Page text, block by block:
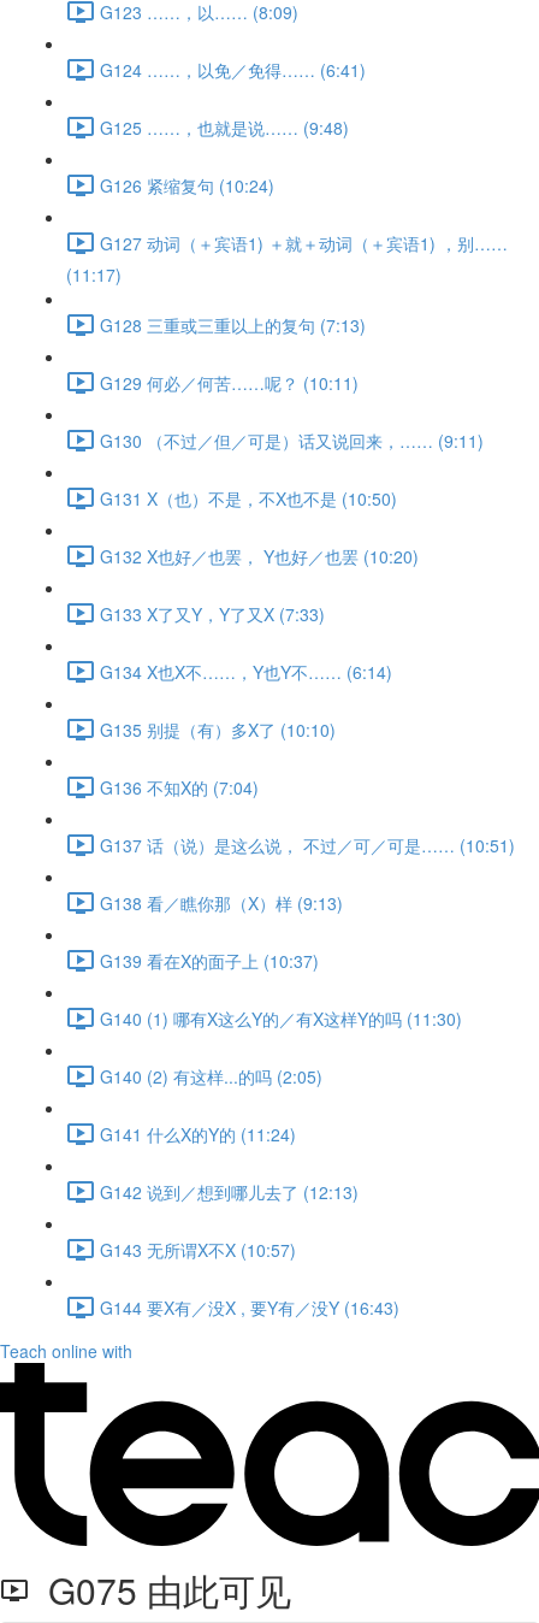
G123 ……，以…… (8:09)
G124 ……，以免／免得…… (6:41)
G125 ……，也就是说…… (9:48)
G126 紧缩复句 (10:24)
G127 动词（＋宾语1) ＋就＋动词（＋宾语1) ，别……
(11:17)
G128 三重或三重以上的复句 (7:13)
G129 何必／何苦……呢？ (10:11)
G130 （不过／但／可是）话又说回来，…… (9:11)
G131 X（也）不是，不X也不是 (10:50)
G132 X也好／也罢， Y也好／也罢 (10:20)
G133 X了又Y，Y了又X (7:33)
G134 X也X不……，Y也Y不…… (6:14)
G135 别提（有）多X了 (10:10)
G136 不知X的 (7:04)
G137 话（说）是这么说， 不过／可／可是…… (10:51)
G138 看／瞧你那（X）样 (9:13)
G139 看在X的面子上 (10:37)
G140 (1) 哪有X这么Y的／有X这样Y的吗 (11:30)
G140 (2) 有这样...的吗 (2:05)
G141 什么X的Y的 (11:24)
G142 说到／想到哪儿去了 (12:13)
G143 无所谓X不X (10:57)
G144 要X有／没X , 要Y有／没Y (16:43)
Teach online with
G075 由此可见